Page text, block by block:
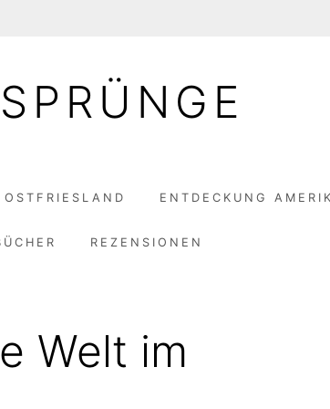
ENTDECKUNG
REZENSIONEN
Welt im